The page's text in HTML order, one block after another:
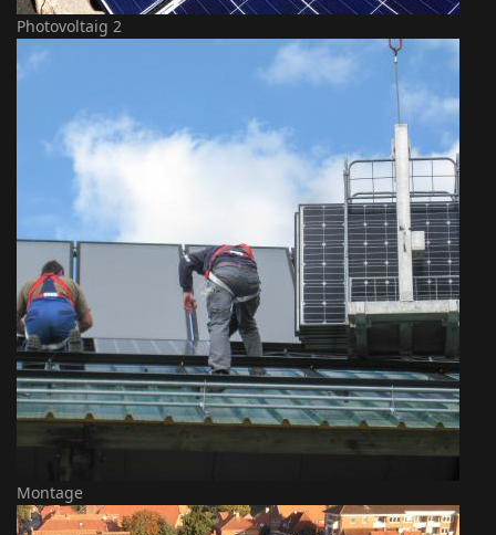
Photovoltaig 2
Montage